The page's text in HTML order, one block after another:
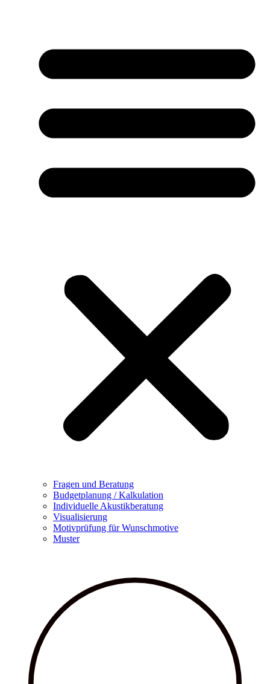
Fragen und Beratung
Budgetplanung / Kalkulation
Individuelle Akustikberatung
Visualisierung
Motivprüfung für Wunschmotive
Muster